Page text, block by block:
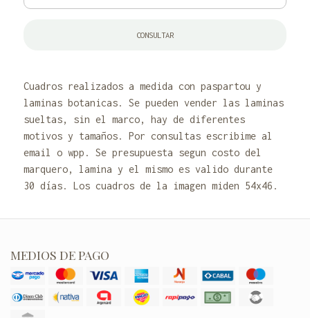
CONSULTAR
Cuadros realizados a medida con paspartou y
laminas botanicas. Se pueden vender las laminas
sueltas, sin el marco, hay de diferentes
motivos y tamaños. Por consultas escribime al
email o wpp. Se presupuesta segun costo del
marquero, lamina y el mismo es valido durante
30 días. Los cuadros de la imagen miden 54x46.
MEDIOS DE PAGO